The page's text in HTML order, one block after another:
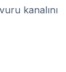
kanalını